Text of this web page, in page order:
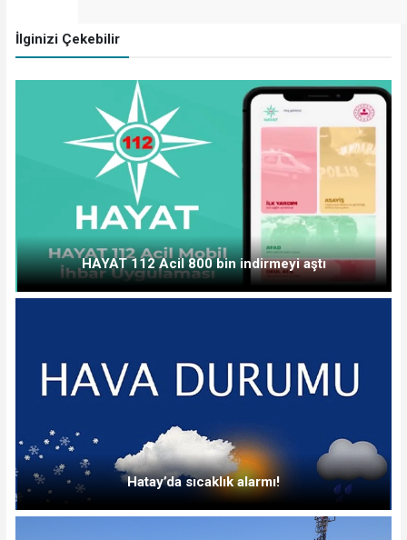
İlginizi Çekebilir
HAYAT 112 Acil 800 bin indirmeyi aştı
Hatay’da sıcaklık alarmı!